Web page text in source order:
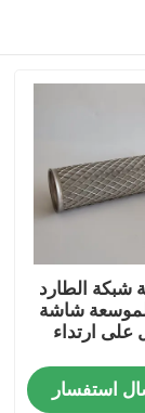
شبكة الطارد
الموسعة شاشة
على ارتداء
استفسار